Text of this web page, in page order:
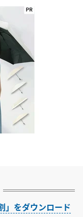
」をダウンロード